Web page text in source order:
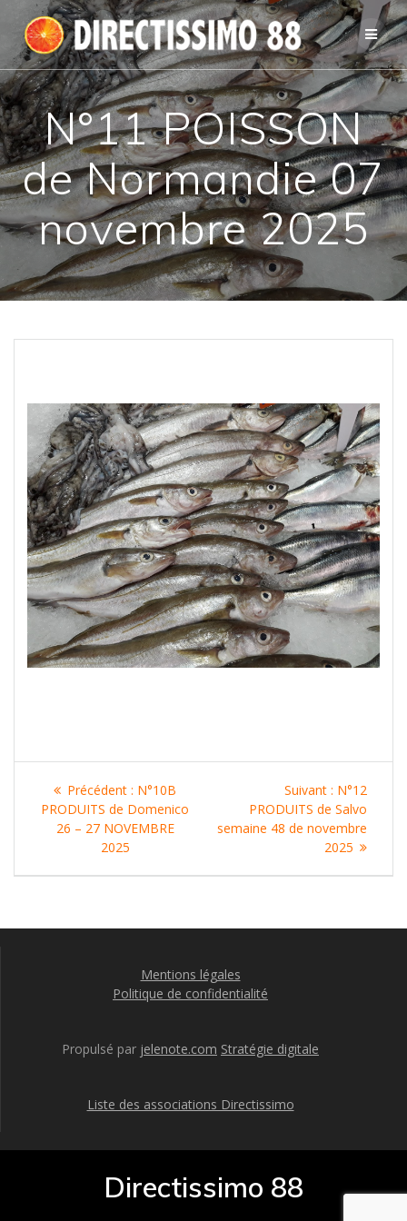
Passer
au
contenu
N°11 POISSON
de Normandie 07
novembre 2025
Navigation
de
l’article
Précédent : Article
précédent
:
N°10B
PRODUITS de Domenico
26 – 27 NOVEMBRE
2025
Suivant : Article
suivant
:
N°12
PRODUITS de Salvo
semaine 48 de novembre
2025
Mentions légales
Politique de confidentialité
Propulsé par jelenote.com Stratégie digitale
Liste des associations Directissimo
Directissimo 88